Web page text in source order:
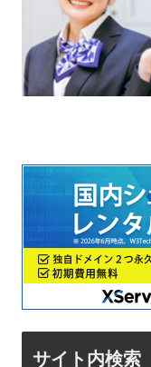
サイト内検索